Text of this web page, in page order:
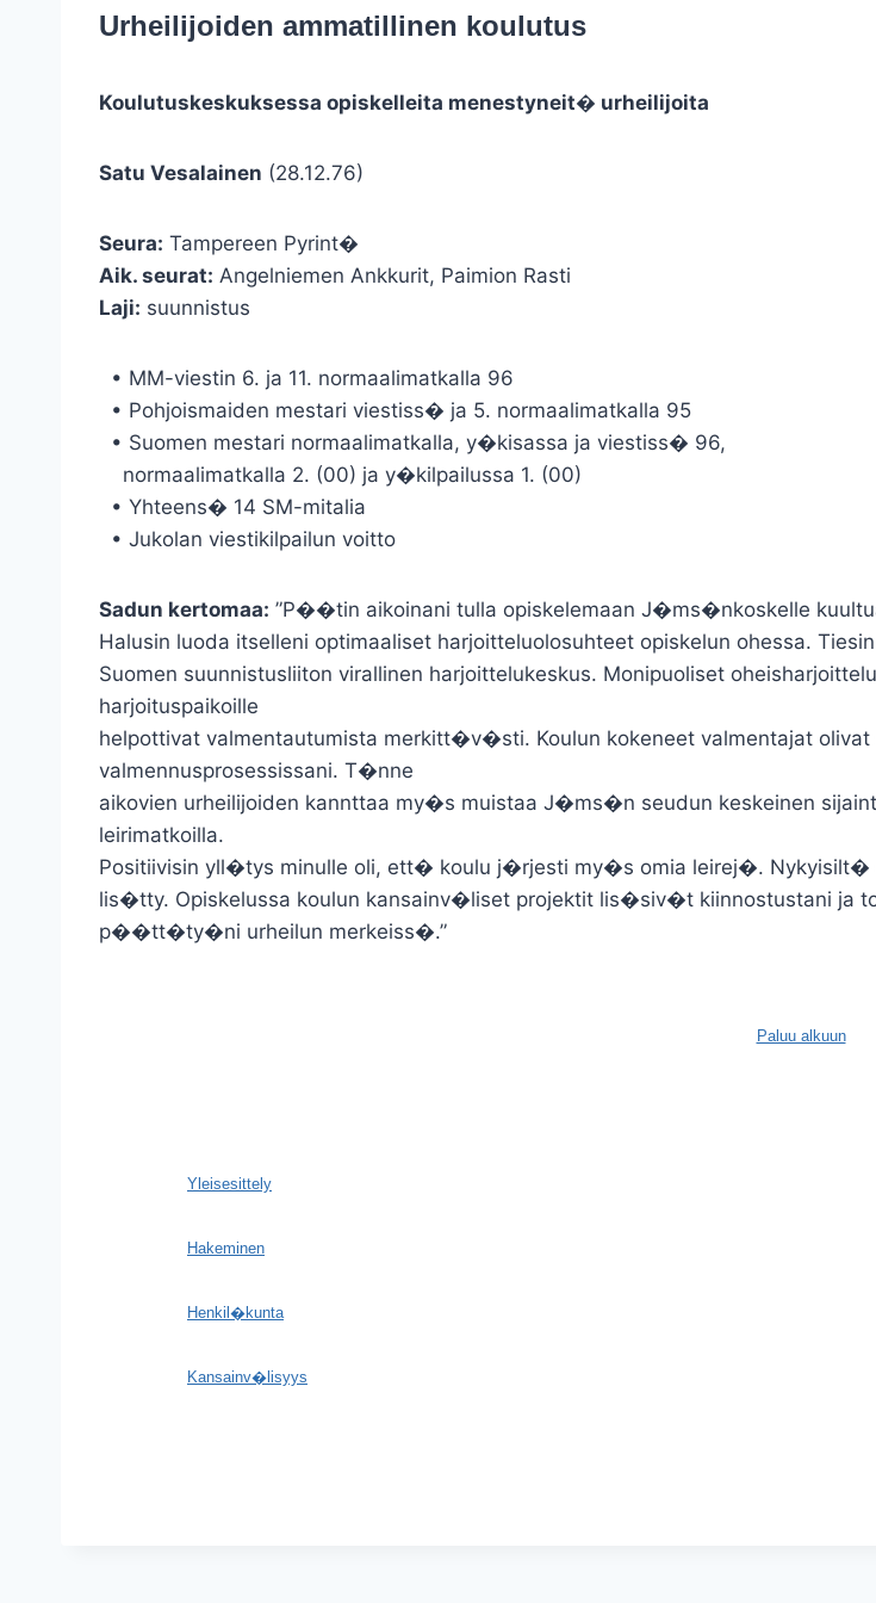
Urheilijoiden ammatillinen koulutus
Koulutuskeskuksessa opiskelleita menestyneit� urheilijoita
Satu Vesalainen (28.12.76)
Seura: Tampereen Pyrint�
Aik. seurat: Angelniemen Ankkurit, Paimion Rasti
Laji: suunnistus
• MM-viestin 6. ja 11. normaalimatkalla 96
• Pohjoismaiden mestari viestiss� ja 5. normaalimatkalla 95
• Suomen mestari normaalimatkalla, y�kisassa ja viestiss� 96,
normaalimatkalla 2. (00) ja y�kilpailussa 1. (00)
• Yhteens� 14 SM-mitalia
• Jukolan viestikilpailun voitto
Sadun kertomaa: ”P��tin aikoinani tulla opiskelemaan J�ms�nkoskelle
Halusin luoda itselleni optimaaliset harjoitteluolosuhteet opiskelun ohessa.
Suomen suunnistusliiton virallinen harjoittelukeskus. Monipuoliset
harjoituspaikoille
helpottivat valmentautumista merkitt�v�sti. Koulun kokeneet valmentajat
valmennusprosessissani. T�nne
aikovien urheilijoiden kannttaa my�s muistaa J�ms�n seudun keskeinen
leirimatkoilla.
Positiivisin yll�tys minulle oli, ett� koulu j�rjesti my�s omia leirej�.
lis�tty. Opiskelussa koulun kansainv�liset projektit lis�siv�t kiinnostustani ja
p��tt�ty�ni urheilun merkeiss�.”
Paluu alkuun
Yleisesittely
Hakeminen
Henkil�kunta
Kansainv�lisyys